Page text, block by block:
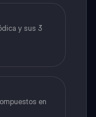
y sus 3
en